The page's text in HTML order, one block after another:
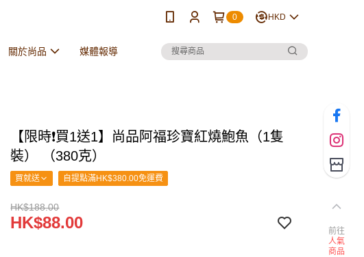
0 HKD
關於尚品 媒體報導
【限時❗買1送1】尚品阿福珍寶紅燒鮑魚（1隻
裝） （380克）
買就送 自提點滿HK$380.00免運費
HK$188.00
HK$88.00
前往
人氣
商品